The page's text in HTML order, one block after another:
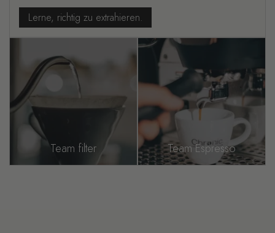
Lerne, richtig zu extrahieren.
Team filter Team Espresso